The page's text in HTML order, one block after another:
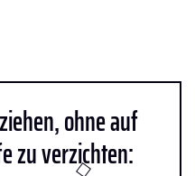
ohne auf
zu verzichten: